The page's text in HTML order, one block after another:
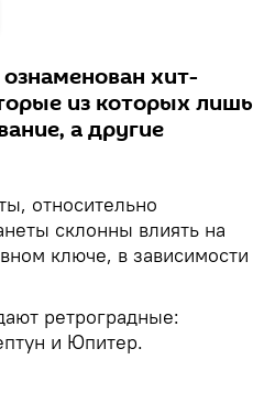
хит-
из которых лишь
а другие
относительно
склонны влиять на
ключе, в зависимости
ретроградные:
и Юпитер.